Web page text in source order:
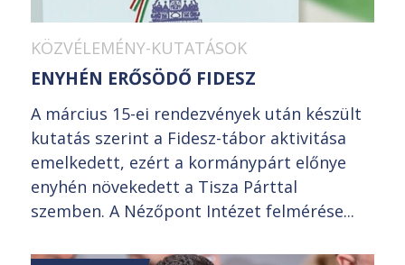
KÖZVÉLEMÉNY-KUTATÁSOK
ENYHÉN ERŐSÖDŐ FIDESZ
A március 15-ei rendezvények után készült
kutatás szerint a Fidesz-tábor aktivitása
emelkedett, ezért a kormánypárt előnye
enyhén növekedett a Tisza Párttal
szemben. A Nézőpont Intézet felmérése...